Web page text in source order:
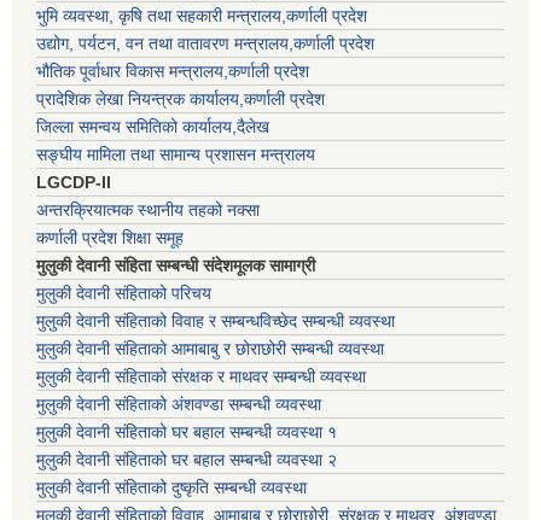
भुमि व्यवस्था, कृषि तथा सहकारी मन्त्रालय,कर्णाली प्रदेश
उद्योग, पर्यटन, वन तथा वातावरण मन्त्रालय,कर्णाली प्रदेश
भौतिक पूर्वाधार विकास मन्त्रालय,कर्णाली प्रदेश
प्रादेशिक लेखा नियन्त्रक कार्यालय,कर्णाली प्रदेश
जिल्ला समन्वय समितिको कार्यालय,दैलेख
सङ्घीय मामिला तथा सामान्य प्रशासन मन्त्रालय
LGCDP-II
अन्तरक्रियात्मक स्थानीय तहको नक्सा
कर्णाली प्रदेश शिक्षा समूह
मुलुकी देवानी संहिता सम्बन्धी संदेशमूलक सामाग्री
मुलुकी देवानी संहिताको परिचय
मुलुकी देवानी संहिताको विवाह र सम्बन्धविच्छेद सम्बन्धी व्यवस्था
मुलुकी देवानी संहिताको आमाबाबु र छोराछोरी सम्बन्धी व्यवस्था
मुलुकी देवानी संहिताको संरक्षक र माथवर सम्बन्धी व्यवस्था
मुलुकी देवानी संहिताको अंशवण्डा सम्बन्धी व्यवस्था
मुलुकी देवानी संहिताको घर बहाल सम्बन्धी व्यवस्था १
मुलुकी देवानी संहिताको घर बहाल सम्बन्धी व्यवस्था २
मुलुकी देवानी संहिताको दुष्कृति सम्बन्धी व्यवस्था
मुलुकी देवानी संहिताको विवाह, आमाबाबु र छोराछोरी, संरक्षक र माथवर, अंशवण्डा,